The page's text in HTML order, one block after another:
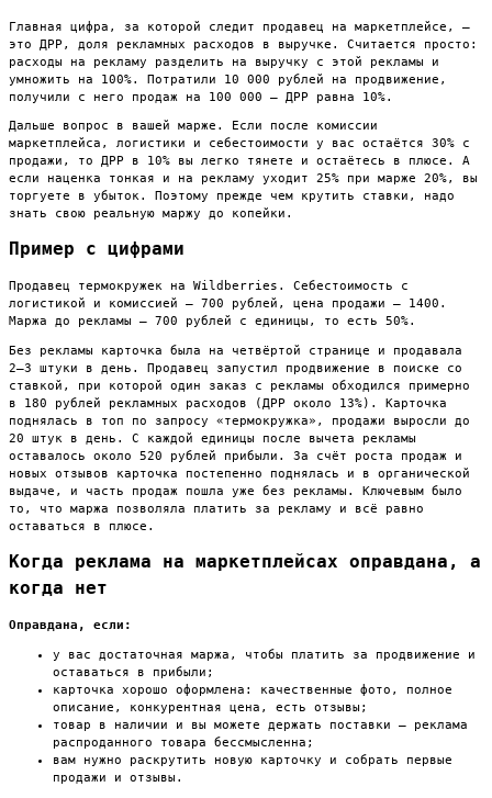
Главная цифра, за которой следит продавец на маркетплейсе, —
это ДРР, доля рекламных расходов в выручке. Считается просто:
расходы на рекламу разделить на выручку с этой рекламы и
умножить на 100%. Потратили 10 000 рублей на продвижение,
получили с него продаж на 100 000 — ДРР равна 10%.
Дальше вопрос в вашей марже. Если после комиссии
маркетплейса, логистики и себестоимости у вас остаётся 30% с
продажи, то ДРР в 10% вы легко тянете и остаётесь в плюсе. А
если наценка тонкая и на рекламу уходит 25% при марже 20%, вы
торгуете в убыток. Поэтому прежде чем крутить ставки, надо
знать свою реальную маржу до копейки.
Пример с цифрами
Продавец термокружек на Wildberries. Себестоимость с
логистикой и комиссией — 700 рублей, цена продажи — 1400.
Маржа до рекламы — 700 рублей с единицы, то есть 50%.
Без рекламы карточка была на четвёртой странице и продавала
2–3 штуки в день. Продавец запустил продвижение в поиске со
ставкой, при которой один заказ с рекламы обходился примерно
в 180 рублей рекламных расходов (ДРР около 13%). Карточка
поднялась в топ по запросу «термокружка», продажи выросли до
20 штук в день. С каждой единицы после вычета рекламы
оставалось около 520 рублей прибыли. За счёт роста продаж и
новых отзывов карточка постепенно поднялась и в органической
выдаче, и часть продаж пошла уже без рекламы. Ключевым было
то, что маржа позволяла платить за рекламу и всё равно
оставаться в плюсе.
Когда реклама на маркетплейсах оправдана, а
когда нет
Оправдана, если:
у вас достаточная маржа, чтобы платить за продвижение и
оставаться в прибыли;
карточка хорошо оформлена: качественные фото, полное
описание, конкурентная цена, есть отзывы;
товар в наличии и вы можете держать поставки — реклама
распроданного товара бессмысленна;
вам нужно раскрутить новую карточку и собрать первые
продажи и отзывы.